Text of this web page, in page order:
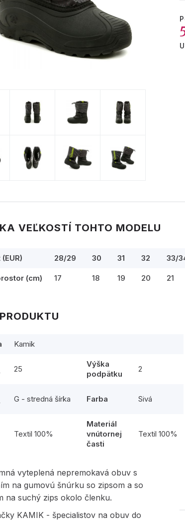
VEĽKOSTÍ TOHTO MODELU
28/29 30 31 32 33/
(cm) 17 18 19 20 21
Kamik
25
Výška
podpätku
2
G - stredná šírka Farba Sivá
Textil 100%
Materiál
vnútornej
časti
Textil 100%
vyteplená nepremokavá obuv s
na gumovú šnúrku so zipsom a so
na suchý zips okolo členku.
KAMIK - špecialistov na obuv do